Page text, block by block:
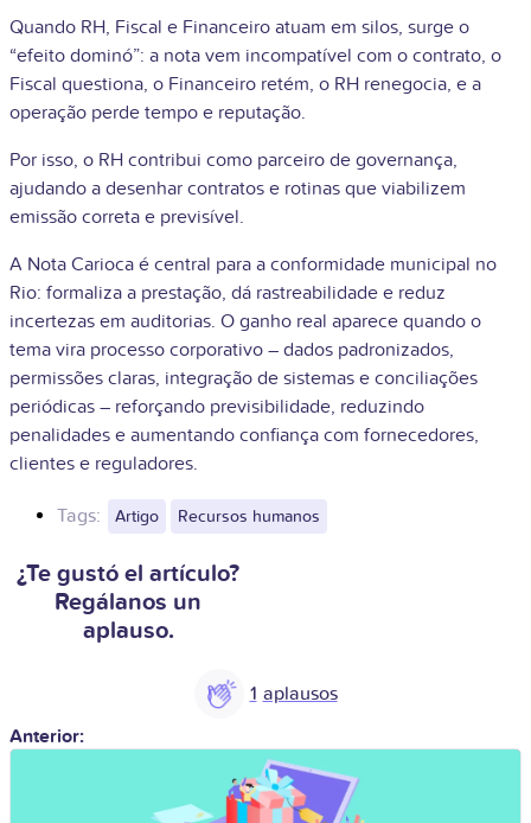
Quando RH, Fiscal e Financeiro atuam em silos, surge o
“efeito dominó”: a nota vem incompatível com o contrato, o
Fiscal questiona, o Financeiro retém, o RH renegocia, e a
operação perde tempo e reputação.
Por isso, o RH contribui como parceiro de governança,
ajudando a desenhar contratos e rotinas que viabilizem
emissão correta e previsível.
A Nota Carioca é central para a conformidade municipal no
Rio: formaliza a prestação, dá rastreabilidade e reduz
incertezas em auditorias. O ganho real aparece quando o
tema vira processo corporativo – dados padronizados,
permissões claras, integração de sistemas e conciliações
periódicas – reforçando previsibilidade, reduzindo
penalidades e aumentando confiança com fornecedores,
clientes e reguladores.
Tags: Artigo Recursos humanos
¿Te gustó el artículo?
Regálanos un
aplauso.
1
Anterior: